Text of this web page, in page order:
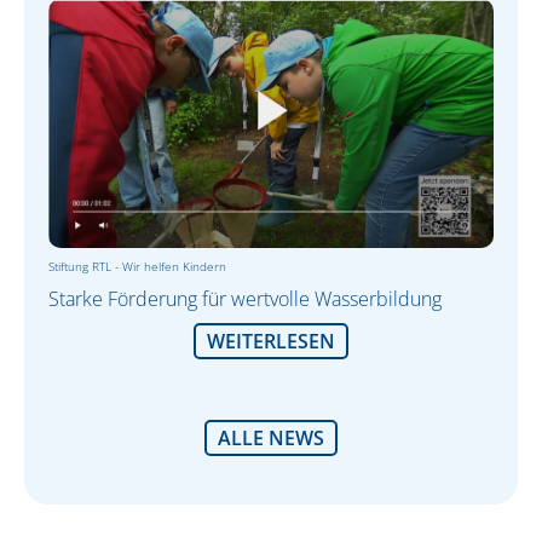
News
Impressum
Datenschutz
Stiftung RTL - Wir helfen Kindern
Starke Förderung für wertvolle Wasserbildung
WEITERLESEN
ALLE NEWS